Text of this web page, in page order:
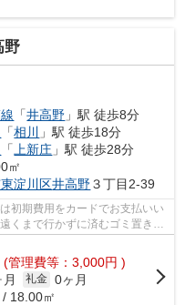
野
「井高野 」駅 徒歩8分
「相川
」駅 徒歩18分
「 上新庄 」駅 徒歩28分
㎡
淀川区井高野３丁目2-39
初期費用をカードでお支払いい
くまで行かずに済むゴミ置き場
(管理費等：3,000円 )
礼金 0ヶ月
18.00㎡